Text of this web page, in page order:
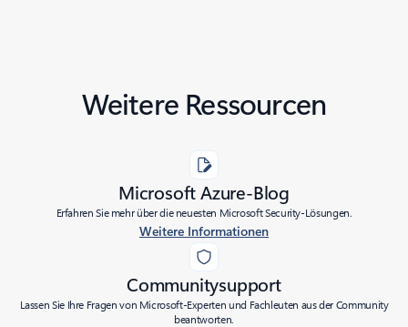
Weitere Ressourcen
Microsoft Azure-Blog
Erfahren Sie mehr über die neuesten Microsoft Security-Lösungen.
Weitere Informationen
Communitysupport
Lassen Sie Ihre Fragen von Microsoft-Experten und Fachleuten aus der Community
beantworten.